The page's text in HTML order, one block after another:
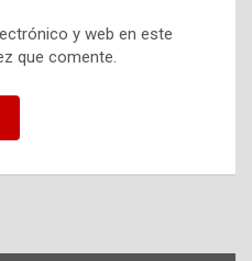
y web en este
que comente.